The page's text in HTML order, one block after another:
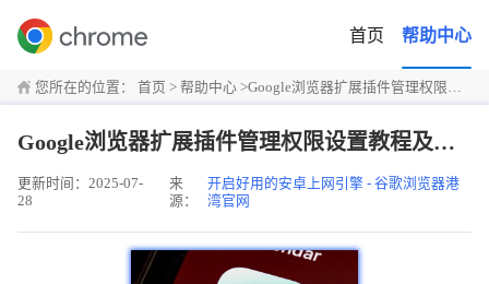
首页 帮助中心
您所在的位置： 首页 > 帮助中心 >Google浏览器扩展插件管理权限设置教程及注意事项详解
Google浏览器扩展插件管理权限设置教程及注意事项详解
更新时间：2025-07-
28
来
源：
开启好用的安卓上网引擎 - 谷歌浏览器港
湾官网